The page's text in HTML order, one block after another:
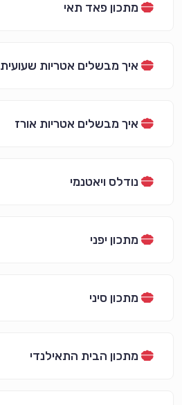
מתכון פאד תאי
איך מבשלים אטריות שעועית
איך מבשלים אטריות אורז
נודלס ויאטנמי
מתכון יפני
מתכון סיני
מתכון הבית התאילנדי